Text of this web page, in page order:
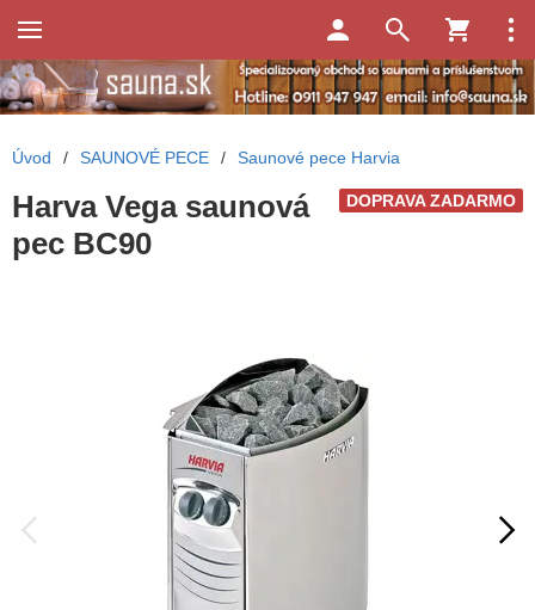
Úvod / SAUNOVÉ PECE / Saunové pece Harvia
DOPRAVA ZADARMO
Harva Vega saunová
pec BC90